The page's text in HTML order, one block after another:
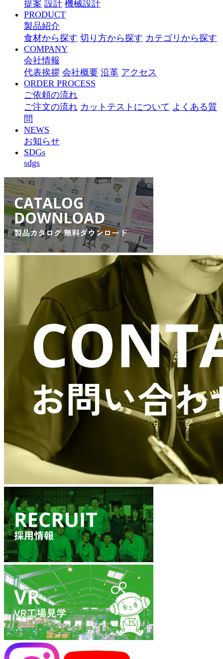
提案 設計 機械設計
PRODUCT
製品紹介
食材から探す 切り方から探す カテゴリから探す
COMPANY
会社情報
代表挨拶 会社概要 沿革 アクセス
ORDER PROCESS
ご依頼の流れ
ご注文の流れ カットテストについて よくある質
問
NEWS
お知らせ
SDGs
sdgs